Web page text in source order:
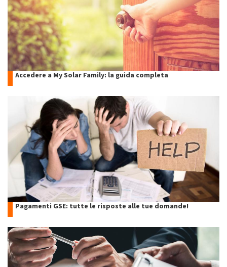
Accedere a My Solar Family: la guida completa
Pagamenti GSE: tutte le risposte alle tue domande!